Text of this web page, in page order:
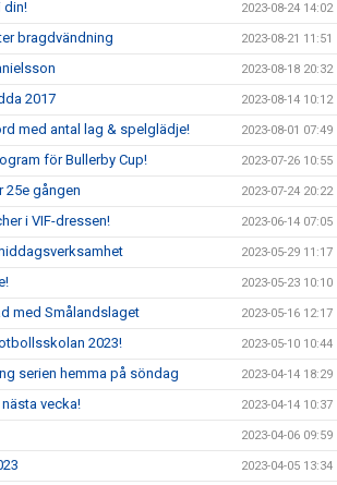
din! 2023-08-24 14:02
bragdvändning 2023-08-21 11:51
2023-08-18 20:32
2017 2023-08-14 10:12
med antal lag & spelglädje! 2023-08-01 07:49
för Bullerby Cup! 2023-07-26 10:55
25e gången 2023-07-24 20:22
i VIF-dressen! 2023-06-14 07:05
2023-05-29 11:17
2023-05-23 10:10
med Smålandslaget 2023-05-16 12:17
2023! 2023-05-10 10:44
serien hemma på söndag 2023-04-14 18:29
vecka! 2023-04-14 10:37
2023-04-06 09:59
2023-04-05 13:34